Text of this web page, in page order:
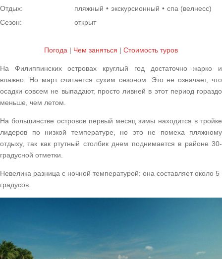
Отдых:
пляжный экскурсионный
спа (велнесс)
Сезон:
открыт
Погода | Чем заняться | Cтоимость туров
На Филиппинских островах круглый год достаточно жарко и
влажно. Но март считается сухим сезоном. Это не означает, что
осадки совсем не выпадают, просто ливней в этот период гораздо
меньше, чем летом.
На большинстве островов первый месяц зимы находится в тройке
лидеров по низкой температуре, но это не помеха пляжному
отдыху, так как ртутный столбик днем поднимается в районе 30-
градусной отметки.
Невелика разница с ночной температурой: она составляет около 5
градусов.